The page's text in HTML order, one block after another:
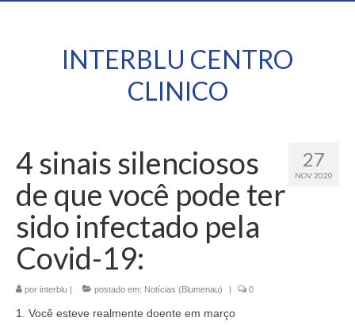
INTERBLU CENTRO
CLINICO
27
NOV 2020
4 sinais silenciosos
de que você pode ter
sido infectado pela
Covid-19:
por interblu | postado em: Notícias (Blumenau) | 0
1. Você esteve realmente doente em março